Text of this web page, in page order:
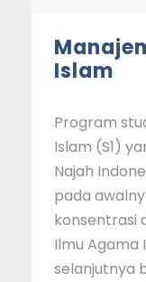
Islam
Program
Islam (S1)
Najah
pada
konsentrasi
Ilmu Agama
selanjutnya